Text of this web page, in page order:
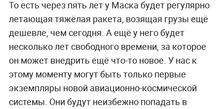
То есть через пять лет у Маска будет регулярно
летающая тяжёлая ракета, возящая грузы ещё
дешевле, чем сегодня. А ещё у него будет
несколько лет свободного времени, за которое
он может внедрить ещё что-то новое. У нас к
этому моменту могут быть только первые
экземпляры новой авиационно-космической
системы. Они будут неизбежно попадать в